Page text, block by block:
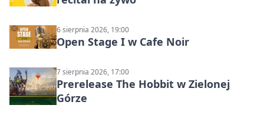
6 sierpnia 2026, 19:00
Open Stage I w Cafe Noir
7 sierpnia 2026, 17:00
Prerelease The Hobbit w Zielonej
Górze